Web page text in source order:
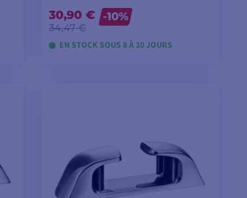
30,90 €
34,47 €
-10%
EN STOCK SOUS 8 À 10 JOURS